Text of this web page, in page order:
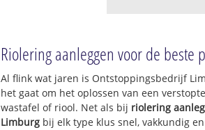
Swier
Riolering aanleggen voor de beste
Al flink wat jaren is Ontstoppingsbedrijf
het gaat om het oplossen van een
wastafel of riool. Net als bij riolering
Limburg bij elk type klus snel, vakkundig